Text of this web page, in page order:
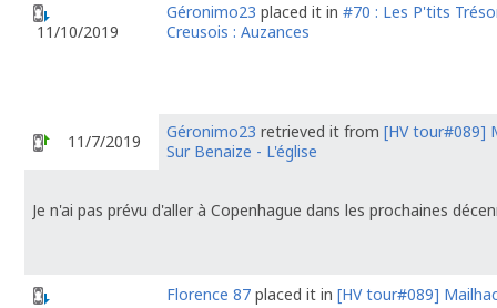
11/10/2019
Géronimo23 placed it in #70 : Les P'tits
Creusois : Auzances
11/7/2019 Géronimo23 retrieved it from [HV tour#089]
Sur Benaize - L'église
Je n'ai pas prévu d'aller à Copenhague dans les prochaines
Florence 87 placed it in [HV tour#089]